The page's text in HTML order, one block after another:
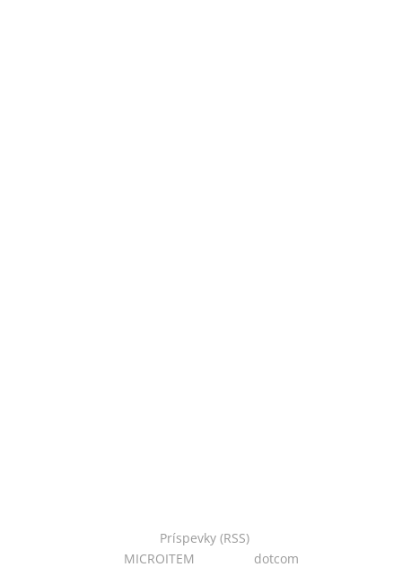
Príspevky (RSS)
MICROITEM dotcom